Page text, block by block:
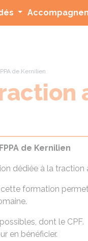
de Kernilien
de Kernilien
dédiée à la traction
formation
dont le CPF.
en bénéficier.